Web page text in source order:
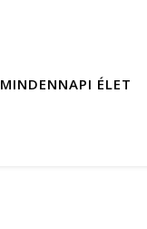
MINDENNAPI ÉLET